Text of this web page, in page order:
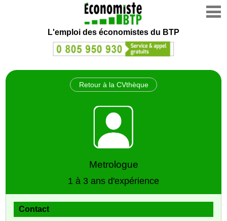
L'emploi des économistes du BTP
Retour à la CVthèque
Metrologue
1 à 3 ans d'expérience
Contact